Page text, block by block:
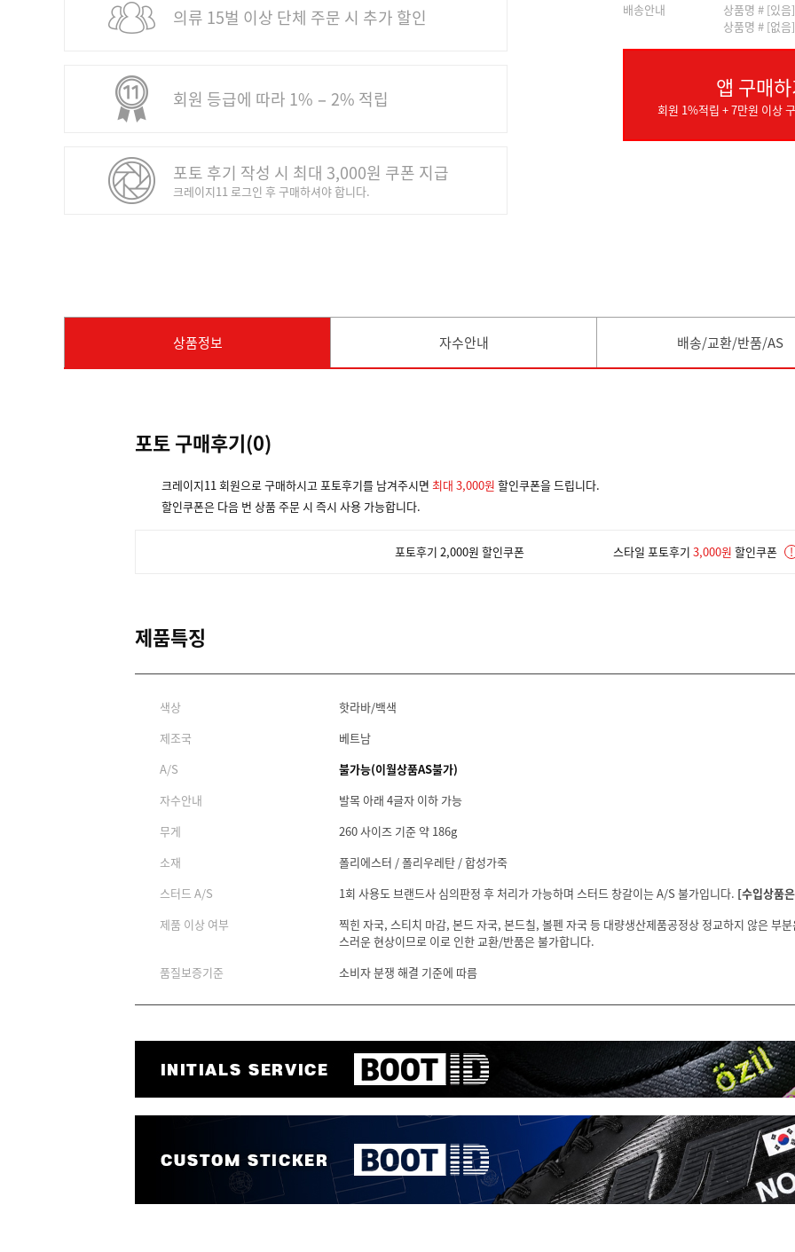
의류 15벌 이상 단체 주문 시 추가 할인
회원 등급에 따라 1% − 2% 적립
포토 후기 작성 시 최대 3,000원 쿠폰 지급
크레이지11 로그인 후 구매하셔야 합니다.
배송안내
상품명 # [있
상품명 # [없
앱 구매
회원 1%적립 + 7만원 이상
상품정보 자수안내 배송/교환/반품/AS
포토 구매후기(0)
크레이지11 회원으로 구매하시고 포토후기를 남겨주시면 최대 3,000원 할인쿠폰을 드립니다.
할인쿠폰은 다음 번 상품 주문 시 즉시 사용 가능합니다.
포토후기 2,000원 할인쿠폰 스타일 포토후기 3,000원 할인쿠폰 !
제품특징
색상
핫라바/백색
제조국
베트남
A/S
불가능(이월상품AS불가)
자수안내
발목 아래 4글자 이하 가능
무게
260 사이즈 기준 약 186g
소재
폴리에스터 / 폴리우레탄 / 합성가죽
스터드 A/S
1회 사용도 브랜드사 심의판정 후 처리가 가능하며 스터드 창갈이는 A/S 불가입니다. [수입상품
제품 이상 여부
찍힌 자국, 스티치 마감, 본드 자국, 본드칠, 볼펜 자국 등 대량생산제품공정상 정교하지 않은 부
스러운 현상이므로 이로 인한 교환/반품은 불가합니다.
품질보증기준
소비자 분쟁 해결 기준에 따름